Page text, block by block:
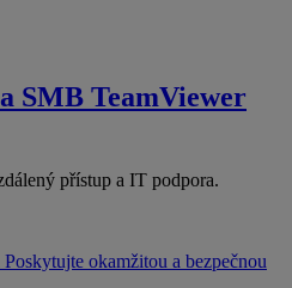
SMB TeamViewer
přístup a IT podpora.
Poskytujte okamžitou a bezpečnou